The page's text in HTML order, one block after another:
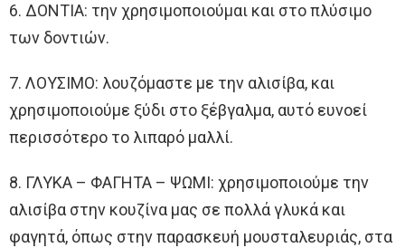
6. ΔΟΝΤΙΑ: την χρησιμοποιούμαι και στο πλύσιμο
των δοντιών.
7. ΛΟΥΣΙΜΟ: λουζόμαστε με την αλισίβα, και
χρησιμοποιούμε ξύδι στο ξέβγαλμα, αυτό ευνοεί
περισσότερο το λιπαρό μαλλί.
8. ΓΛΥΚΑ – ΦΑΓΗΤΑ – ΨΩΜΙ: χρησιμοποιούμε την
αλισίβα στην κουζίνα μας σε πολλά γλυκά και
φαγητά, όπως στην παρασκευή μουσταλευριάς, στα